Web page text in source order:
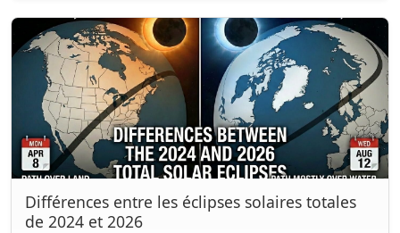
Différences entre les éclipses solaires totales
de 2024 et 2026